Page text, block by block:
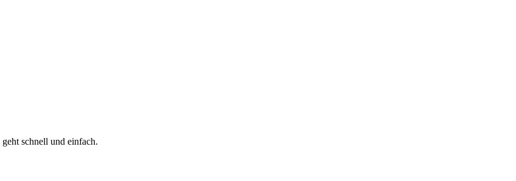
schnell und einfach.